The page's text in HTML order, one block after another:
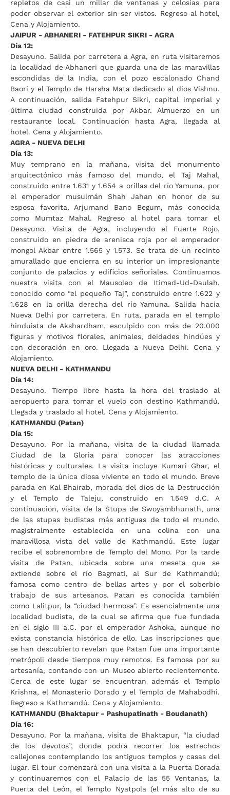
repletos de casi un millar de ventanas y celosías para
poder observar el exterior sin ser vistos. Regreso al hotel,
Cena y Alojamiento.
JAIPUR - ABHANERI - FATEHPUR SIKRI - AGRA
Día 12:
Desayuno. Salida por carretera a Agra, en ruta visitaremos
la localidad de Abhaneri que guarda una de las maravillas
escondidas de la India, con el pozo escalonado Chand
Baori y el Templo de Harsha Mata dedicado al dios Vishnu.
A continuación, salida Fatehpur Sikri, capital imperial y
última ciudad construida por Akbar. Almuerzo en un
restaurante local. Continuación hasta Agra, llegada al
hotel. Cena y Alojamiento.
AGRA - NUEVA DELHI
Día 13:
Muy temprano en la mañana, visita del monumento
arquitectónico más famoso del mundo, el Taj Mahal,
construido entre 1.631 y 1.654 a orillas del río Yamuna, por
el emperador musulmán Shah Jahan en honor de su
esposa favorita, Arjumand Bano Begum, más conocida
como Mumtaz Mahal. Regreso al hotel para tomar el
Desayuno. Visita de Agra, incluyendo el Fuerte Rojo,
construido en piedra de arenisca roja por el emperador
mongol Akbar entre 1.565 y 1.573. Se trata de un recinto
amurallado que encierra en su interior un impresionante
conjunto de palacios y edificios señoriales. Continuamos
nuestra visita con el Mausoleo de Itimad-Ud-Daulah,
conocido como “el pequeño Taj”, construido entre 1.622 y
1.628 en la orilla derecha del río Yamuna. Salida hacia
Nueva Delhi por carretera. En ruta, parada en el templo
hinduista de Akshardham, esculpido con más de 20.000
figuras y motivos florales, animales, deidades hindúes y
con decoración en oro. Llegada a Nueva Delhi. Cena y
Alojamiento.
NUEVA DELHI - KATHMANDU
Día 14:
Desayuno. Tiempo libre hasta la hora del traslado al
aeropuerto para tomar el vuelo con destino Kathmandú.
Llegada y traslado al hotel. Cena y Alojamiento.
KATHMANDU (Patan)
Día 15:
Desayuno. Por la mañana, visita de la ciudad llamada
Ciudad de la Gloria para conocer las atracciones
históricas y culturales. La visita incluye Kumari Ghar, el
templo de la única diosa viviente en todo el mundo. Breve
parada en Kal Bhairab, morada del dios de la Destrucción
y el Templo de Taleju, construido en 1.549 d.C. A
continuación, visita de la Stupa de Swoyambhunath, una
de las stupas budistas más antiguas de todo el mundo,
magistralmente establecida en una colina con una
maravillosa vista del valle de Kathmandú. Este lugar
recibe el sobrenombre de Templo del Mono. Por la tarde
visita de Patan, ubicada sobre una meseta que se
extiende sobre el río Bagmati, al Sur de Kathmandú;
famosa como centro de bellas artes y por el soberbio
trabajo de sus artesanos. Patan es conocida también
como Lalitpur, la “ciudad hermosa”. Es esencialmente una
localidad budista, de la cual se afirma que fue fundada
en el siglo III a.C. por el emperador Ashoka, aunque no
exista constancia histórica de ello. Las inscripciones que
se han descubierto revelan que Patan fue una importante
metrópoli desde tiempos muy remotos. Es famosa por su
artesanía, contando con un Museo abierto recientemente.
Cerca de este lugar se encuentran además el Templo
Krishna, el Monasterio Dorado y el Templo de Mahabodhi.
Regreso a Kathmandú. Cena y Alojamiento.
KATHMANDU (Bhaktapur - Pashupatinath - Boudanath)
Día 16:
Desayuno. Por la mañana, visita de Bhaktapur, “la ciudad
de los devotos”, donde podrá recorrer los estrechos
callejones contemplando los antiguos templos y casas del
lugar. El tour comenzará con una visita a la Puerta Dorada
y continuaremos con el Palacio de las 55 Ventanas, la
Puerta del León, el Templo Nyatpola (el más alto de su